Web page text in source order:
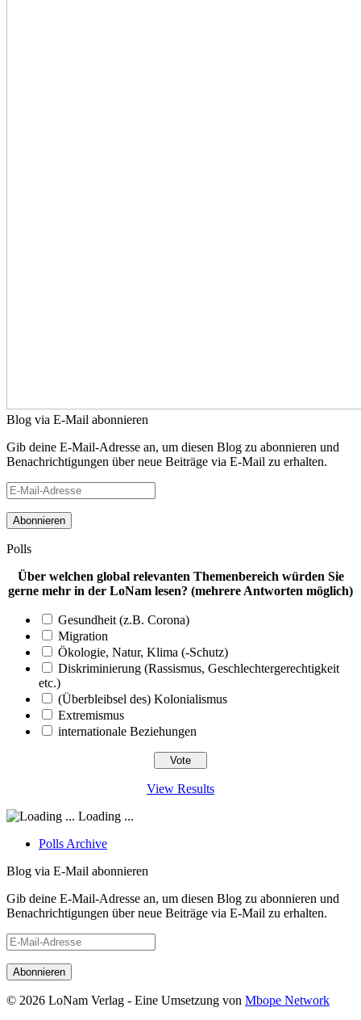
Blog via E-Mail abonnieren
Gib deine E-Mail-Adresse an, um diesen Blog zu abonnieren und
Benachrichtigungen über neue Beiträge via E-Mail zu erhalten.
E-
Mail-
Adresse
Polls
Über welchen global relevanten Themenbereich würden Sie
gerne mehr in der LoNam lesen? (mehrere Antworten möglich)
Gesundheit (z.B. Corona)
Migration
Ökologie, Natur, Klima (-Schutz)
Diskriminierung (Rassismus, Geschlechtergerechtigkeit
etc.)
(Überbleibsel des) Kolonialismus
Extremismus
internationale Beziehungen
View Results
Loading ...
Polls Archive
Blog via E-Mail abonnieren
Gib deine E-Mail-Adresse an, um diesen Blog zu abonnieren und
Benachrichtigungen über neue Beiträge via E-Mail zu erhalten.
E-
Mail-
Adresse
© 2026 LoNam Verlag - Eine Umsetzung von Mbope Network